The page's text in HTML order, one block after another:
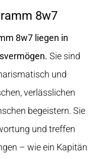
8w7
8w7 liegen in
Sie sind
und
verlässlichen
begeistern. Sie
und treffen
– wie ein Kapitän